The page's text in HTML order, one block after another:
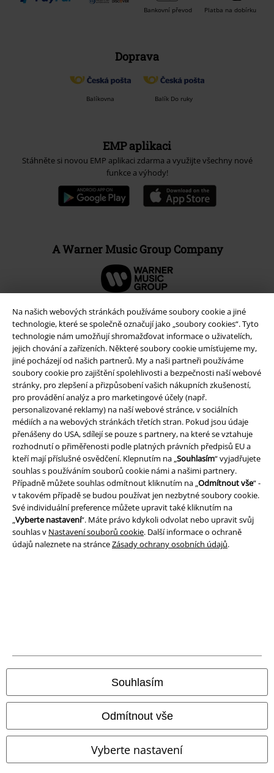
Na našich webových stránkách používáme soubory cookie a jiné
technologie, které se společně označují jako „soubory cookies“. Tyto
technologie nám umožňují shromažďovat informace o uživatelích,
jejich chování a zařízeních. Některé soubory cookie umísťujeme my,
jiné pocházejí od našich partnerů. My a naši partneři používáme
soubory cookie pro zajištění spolehlivosti a bezpečnosti naší webové
stránky, pro zlepšení a přizpůsobení vašich nákupních zkušeností,
pro provádění analýz a pro marketingové účely (např.
personalizované reklamy) na naší webové stránce, v sociálních
médiích a na webových stránkách třetích stran. Pokud jsou údaje
přenášeny do USA, sdílejí se pouze s partnery, na které se vztahuje
rozhodnutí o přiměřenosti podle platných právních předpisů EU a
kteří mají příslušné osvědčení. Klepnutím na „Souhlasím“ vyjadřujete
souhlas s používáním souborů cookie námi a našimi partnery.
Případně můžete souhlas odmítnout kliknutím na „Odmítnout vše“ -
v takovém případě se budou používat jen nezbytné soubory cookie.
Své individuální preference můžete upravit také kliknutím na
„Vyberte nastavení“. Máte právo kdykoli odvolat nebo upravit svůj
souhlas v Nastavení souborů cookie. Další informace o ochraně
údajů naleznete na stránceZásady ochrany osobních údajů.
Souhlasím
Odmítnout vše
Vyberte nastavení
Bankovní převod Platba na dobírku
Doprava
Balíkovna Balík Do ruky
EMP aplikaci
Stáhněte si novou EMP aplikaci zdarma a využijte všechny nové
funkce a výhody!
A Warner Music Group Company
Právní informace
Podmínky
Prohlášení
Ochrana osobních údajů
Likvidace odpadu a ochrana životního prostředí
Všechny ceny jsou včetně DPH, bezpoštovného a balného
© 1986-2026 EMP Merchandising
Naše online obchody